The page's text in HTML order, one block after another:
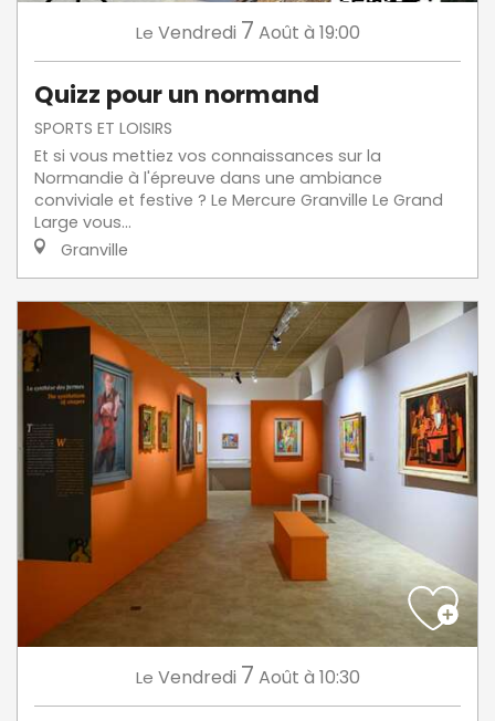
Le Vendredi 7 Août à 19:00
Quizz pour un normand
SPORTS ET LOISIRS
Et si vous mettiez vos connaissances sur la
Normandie à l'épreuve dans une ambiance
conviviale et festive ? Le Mercure Granville Le Grand
Large vous...
Granville
Le Vendredi 7 Août à 10:30